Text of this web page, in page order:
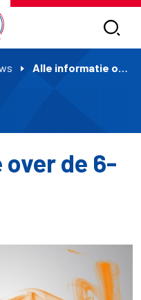
Alle informatie over de 6-Nations Cup
de 6-